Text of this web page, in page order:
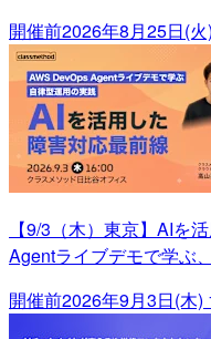
開催前2026年8月25日(
【9/3（木）東京】AIを
Agentライブデモで学ぶ
開催前2026年9月3日(木)